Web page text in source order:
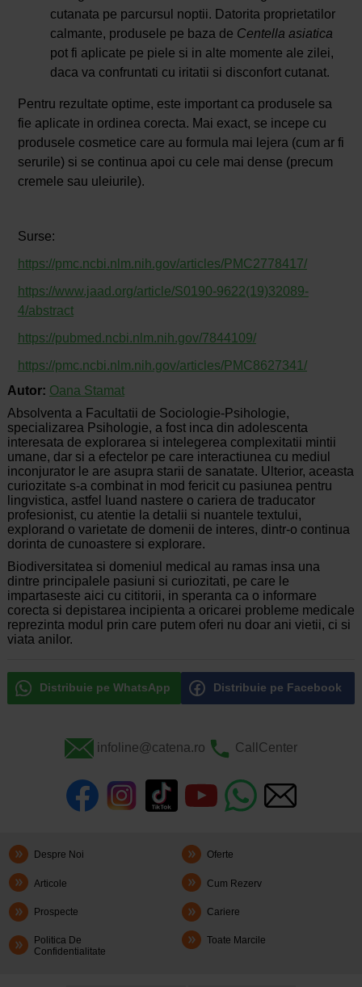
cutanata pe parcursul noptii. Datorita proprietatilor
calmante, produsele pe baza de Centella asiatica
pot fi aplicate pe piele si in alte momente ale zilei,
daca va confruntati cu iritatii si disconfort cutanat.
Pentru rezultate optime, este important ca produsele sa
fie aplicate in ordinea corecta. Mai exact, se incepe cu
produsele cosmetice care au formula mai lejera (cum ar fi
serurile) si se continua apoi cu cele mai dense (precum
cremele sau uleiurile).
Surse:
https://pmc.ncbi.nlm.nih.gov/articles/PMC2778417/
https://www.jaad.org/article/S0190-9622(19)32089-
4/abstract
https://pubmed.ncbi.nlm.nih.gov/7844109/
https://pmc.ncbi.nlm.nih.gov/articles/PMC8627341/
Autor: Oana Stamat
Absolventa a Facultatii de Sociologie-Psihologie,
specializarea Psihologie, a fost inca din adolescenta
interesata de explorarea si intelegerea complexitatii mintii
umane, dar si a efectelor pe care interactiunea cu mediul
inconjurator le are asupra starii de sanatate. Ulterior, aceasta
curiozitate s-a combinat in mod fericit cu pasiunea pentru
lingvistica, astfel luand nastere o cariera de traducator
profesionist, cu atentie la detalii si nuantele textului,
explorand o varietate de domenii de interes, dintr-o continua
dorinta de cunoastere si explorare.
Biodiversitatea si domeniul medical au ramas insa una
dintre principalele pasiuni si curiozitati, pe care le
impartaseste aici cu cititorii, in speranta ca o informare
corecta si depistarea incipienta a oricarei probleme medicale
reprezinta modul prin care putem oferi nu doar ani vietii, ci si
viata anilor.
Distribuie pe WhatsApp Distribuie pe Facebook
infoline@catena.ro CallCenter
Despre Noi Oferte
Articole Cum Rezerv
Prospecte Cariere
Politica De
Confidentialitate
Toate Marcile